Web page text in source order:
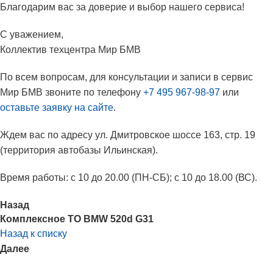
Благодарим вас за доверие и выбор нашего сервиса!
С уважением,
Коллектив техцентра Мир БМВ
По всем вопросам, для консультации и записи в сервис
Мир БМВ звоните по телефону +7 495 967-98-97 или
оставьте заявку на сайте.
Ждем вас по адресу ул. Дмитровское шоссе 163, стр. 19
(территория автобазы Ильинская).
Время работы: с 10 до 20.00 (ПН-СБ); с 10 до 18.00 (ВС).
Назад
Комплексное ТО BMW 520d G31
Назад к списку
Далее